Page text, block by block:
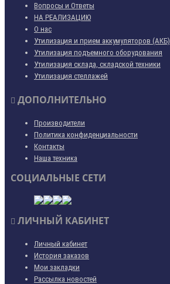
Вопросы и Ответы
НА РЕАЛИЗАЦИЮ
О нас
Утилизация и прием аккумуляторов (АКБ)
Утилизация подъемного оборудования
Утилизация склада, складской техники
Утилизация стеллажей
ДОПОЛНИТЕЛЬНО
Производители
Политика конфиденциальности
Контакты
Наша техника
СОЦИАЛЬНЫЕ СЕТИ
ЛИЧНЫЙ КАБИНЕТ
Личный кабинет
История заказов
Мои закладки
Рассылка новостей